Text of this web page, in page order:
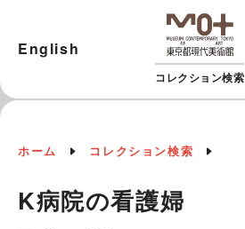
コレクション検索
English
ホーム コレクション検索
K病院の看護婦